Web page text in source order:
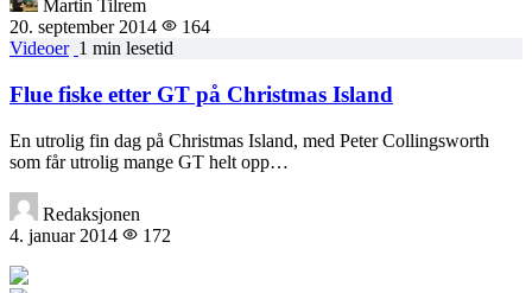
Martin Tilrem
20. september 2014
164
Videoer 1 min lesetid
Flue fiske etter GT på Christmas Island
En utrolig fin dag på Christmas Island, med Peter Collingsworth
som får utrolig mange GT helt opp…
Redaksjonen
4. januar 2014
172